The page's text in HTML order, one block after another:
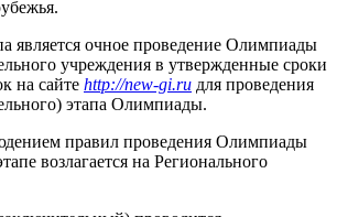
является очное проведение Олимпиады
учреждения в утвержденные сроки
на сайте http://new-gi.ru для проведения
этапа Олимпиады.
правил проведения Олимпиады
возлагается на Регионального